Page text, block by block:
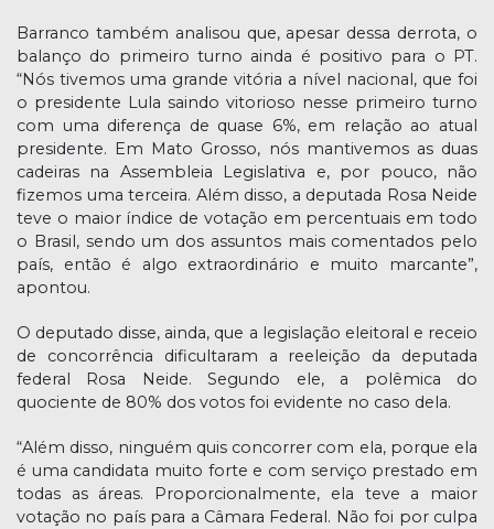
Barranco também analisou que, apesar dessa derrota, o
balanço do primeiro turno ainda é positivo para o PT.
“Nós tivemos uma grande vitória a nível nacional, que foi
o presidente Lula saindo vitorioso nesse primeiro turno
com uma diferença de quase 6%, em relação ao atual
presidente. Em Mato Grosso, nós mantivemos as duas
cadeiras na Assembleia Legislativa e, por pouco, não
fizemos uma terceira. Além disso, a deputada Rosa Neide
teve o maior índice de votação em percentuais em todo
o Brasil, sendo um dos assuntos mais comentados pelo
país, então é algo extraordinário e muito marcante”,
apontou.
O deputado disse, ainda, que a legislação eleitoral e receio
de concorrência dificultaram a reeleição da deputada
federal Rosa Neide. Segundo ele, a polêmica do
quociente de 80% dos votos foi evidente no caso dela.
“Além disso, ninguém quis concorrer com ela, porque ela
é uma candidata muito forte e com serviço prestado em
todas as áreas. Proporcionalmente, ela teve a maior
votação no país para a Câmara Federal. Não foi por culpa